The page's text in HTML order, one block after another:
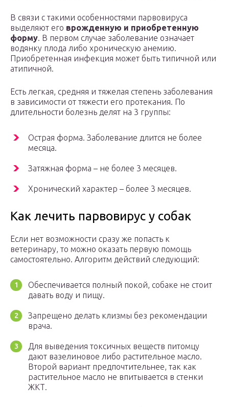
В связи с такими особенностями парвовируса
выделяют его врожденную и приобретенную
форму. В первом случае заболевание означает
водянку плода либо хроническую анемию.
Приобретенная инфекция может быть типичной или
атипичной.
Есть легкая, средняя и тяжелая степень заболевания
в зависимости от тяжести его протекания. По
длительности болезнь делят на 3 группы:
Острая форма. Заболевание длится не более
месяца.
Затяжная форма – не более 3 месяцев.
Хронический характер – более 3 месяцев.
Как лечить парвовирус у собак
Если нет возможности сразу же попасть к
ветеринару, то можно оказать первую помощь
самостоятельно. Алгоритм действий следующий:
Обеспечивается полный покой, собаке не стоит
давать воду и пищу.
Запрещено делать клизмы без рекомендации
врача.
Для выведения токсичных веществ питомцу
дают вазелиновое либо растительное масло.
Второй вариант предпочтительнее, так как
растительное масло не впитывается в стенки
ЖКТ.